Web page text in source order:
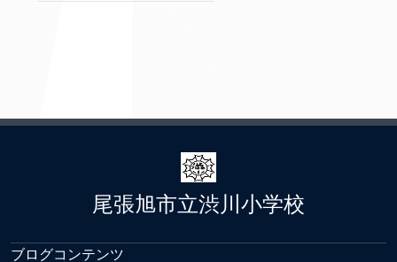
尾張旭市立渋川小学校
ブログコンテンツ